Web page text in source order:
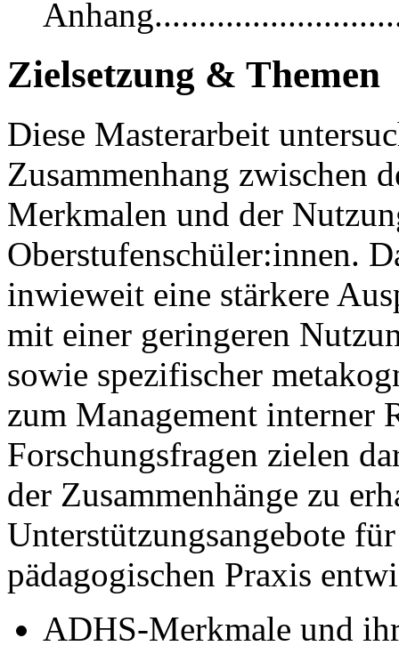
Zielsetzung & Themen
Diese Masterarbeit
Zusammenhang zwischen
Merkmalen und der
Oberstufenschüler:innen.
inwieweit eine stärkere
mit einer geringeren
sowie spezifischer
zum Management interner
Forschungsfragen zielen
der Zusammenhänge zu
Unterstützungsangebote
pädagogischen Praxis
ADHS-Merkmale und